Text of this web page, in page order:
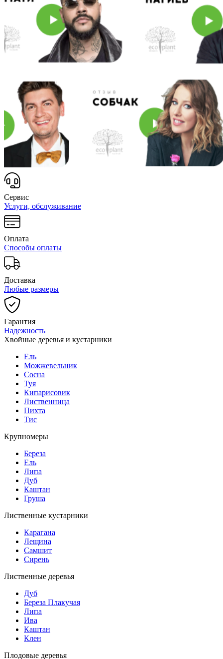
Сервис
Услуги, обслуживание
Оплата
Способы оплаты
Доставка
Любые размеры
Гарантия
Надежность
Хвойные деревья и кустарники
Ель
Можжевельник
Сосна
Туя
Кипарисовик
Лиственница
Пихта
Тис
Крупномеры
Береза
Ель
Липа
Дуб
Каштан
Груша
Лиственные кустарники
Карагана
Лещина
Самшит
Сирень
Лиственные деревья
Дуб
Береза Плакучая
Липа
Ива
Каштан
Клен
Плодовые деревья